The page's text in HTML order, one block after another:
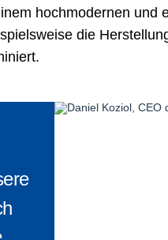
hochmodernen
die